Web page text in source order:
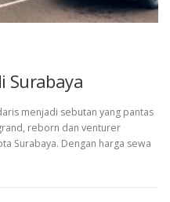
Surabaya
menjadi sebutan yang pantas
reborn dan venturer
Surabaya. Dengan harga sewa